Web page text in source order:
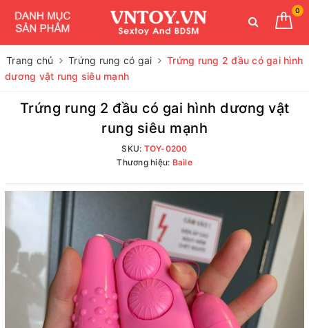
0
Trang chủ Trứng rung có gai
Trứng rung 2 đầu có gai hình
dương vật rung siêu mạnh
Trứng rung 2 đầu có gai hình dương vật
rung siêu mạnh
SKU: TOY-0200
Thương hiệu: Baile